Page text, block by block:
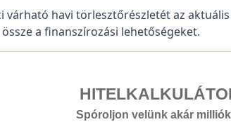
várható havi törlesztőrészletét az
a finanszírozási lehetőségeket.